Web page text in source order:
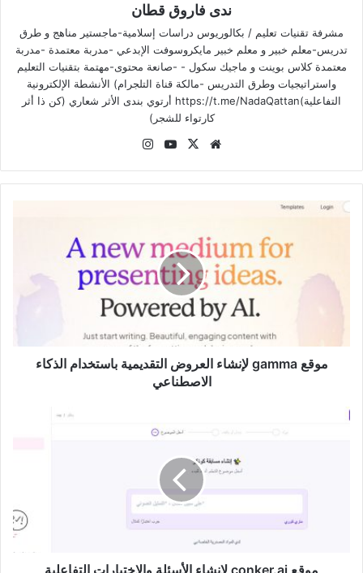
ندى فاروق قطان
مشرفة تقنيات تعليم / بكالوريوس دراسات إسلامية-ماجستير مناهج و طرق
تدريس-معلم خبير و معلم خبير مايكروسوفت الإبدعي -مدربة معتمدة -مدربة
معتمدة كلاس بوينت و ماجيك سكول - -صانعة محتوى-مهتمة بتقنيات التعليم
واستراتيجيات وطرق التدريس -مالكة قناة التلجرام) الأنشطة الإلكترونية
التفاعلية)https://t.me/NadaQattan أرتوي بندى الأثر شعاري (كن ذا أثر
كارتواء للشجر)
موقع
‫X
‫YouTube
موقع
التقديمية
باستخدام
موقع gamma لإنشاء العروض التقديمية باستخدام الذكاء
الاصطناعي
موقع
موقع conker.ai لإنشاء الأسئلة والاختبارات التفاعلية